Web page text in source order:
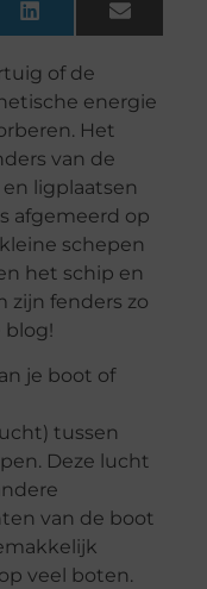
LinkedIn Email
of de
energie
Het
van de
ligplaatsen
afgemeerd op
schepen
het schip en
zijn fenders zo
blog!
je boot of
tussen
Deze lucht
van de boot
veel boten.